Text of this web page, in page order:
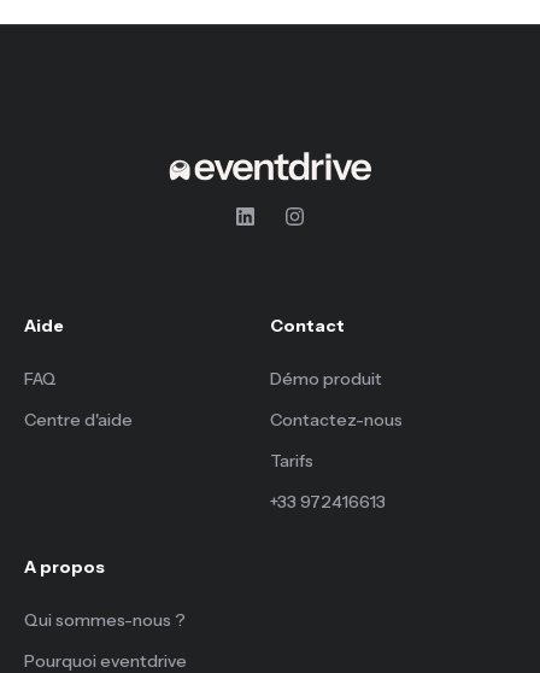
Aide
FAQ
Centre d'aide
Contact
Démo produit
Contactez-nous
Tarifs
+33 972416613
A propos
Qui sommes-nous ?
Pourquoi eventdrive